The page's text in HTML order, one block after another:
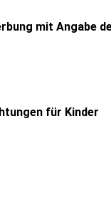
mit Angabe
für Kinder